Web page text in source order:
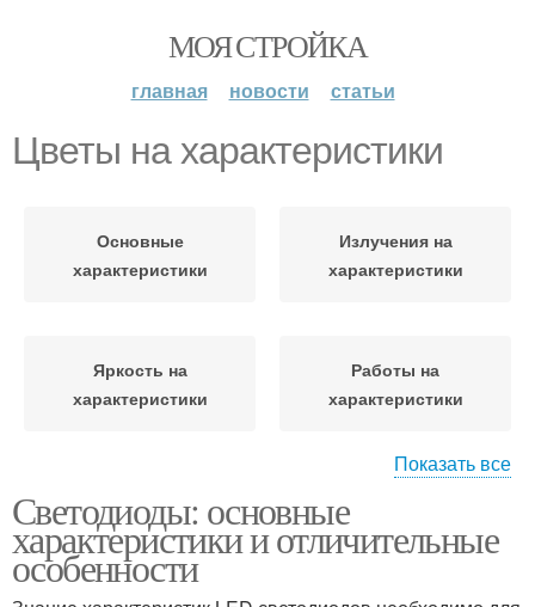
МОЯ СТРОЙКА
главная новости статьи
Цветы на характеристики
Основные
характеристики
Излучения на
характеристики
Яркость на
характеристики
Работы на
характеристики
характеристики
Показать все
Светодиоды: основные
характеристики и отличительные
особенности